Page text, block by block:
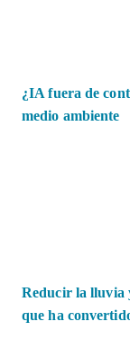
¿IA fuera de
medio ambiente
Reducir la lluvia
que ha